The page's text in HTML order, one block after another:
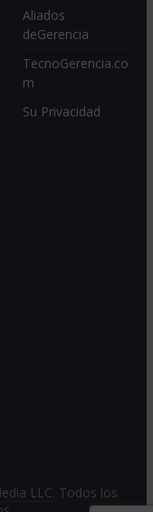
Aliados
deGerencia
TecnoGerencia.co
m
Su Privacidad
LLC. Todos los